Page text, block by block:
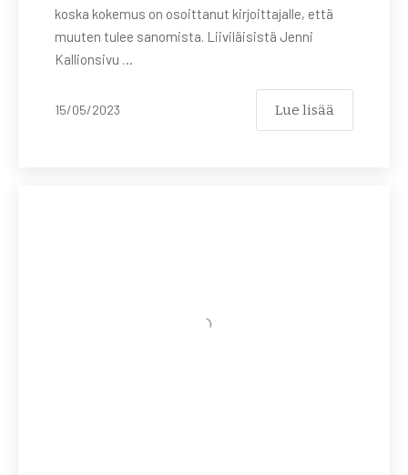
koska kokemus on osoittanut kirjoittajalle, että
muuten tulee sanomista. Liiviläisistä Jenni
Kallionsivu …
15/05/2023 Lue lisää